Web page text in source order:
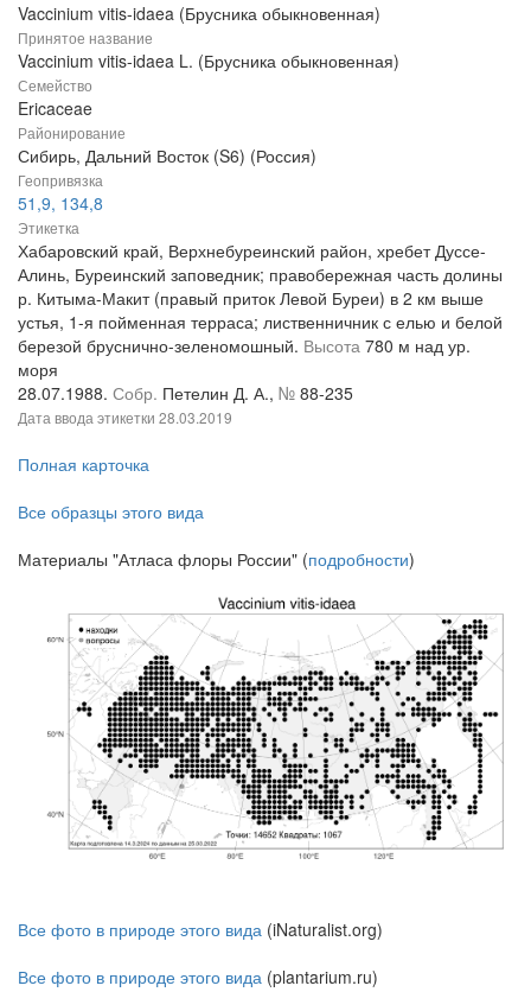
Vaccinium vitis-idaea (Брусника обыкновенная)
Принятое название
Vaccinium vitis-idaea L. (Брусника обыкновенная)
Семейство
Ericaceae
Районирование
Сибирь, Дальний Восток (S6) (Россия)
Геопривязка
51,9, 134,8
Этикетка
Хабаровский край, Верхнебуреинский район, хребет Дуссе-
Алинь, Буреинский заповедник; правобережная часть долины
р. Китыма-Макит (правый приток Левой Буреи) в 2 км выше
устья, 1-я пойменная терраса; лиственничник с елью и белой
березой бруснично-зеленомошный. Высота 780 м над ур.
моря
28.07.1988. Собр. Петелин Д. А., № 88-235
Дата ввода этикетки 28.03.2019
Полная карточка
Все образцы этого вида
Материалы "Атласа флоры России" (подробности)
Все фото в природе этого вида (iNaturalist.org)
Все фото в природе этого вида (plantarium.ru)